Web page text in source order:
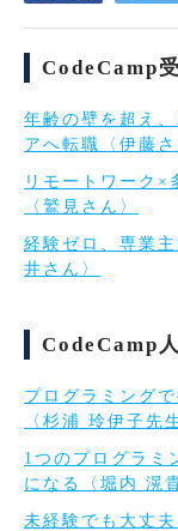
CodeCamp
年齢の壁を超え
アへ転職〈伊藤さ
リモートワーク×
〈鷲見さん〉
経験ゼロ、専業
井さん〉
CodeCamp
プログラミング
〈杉浦 玲伊子先
1つのプログラミ
になる〈堀内 滉
未経験でも大丈